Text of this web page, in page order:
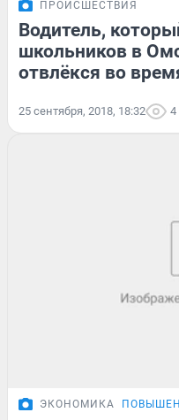
ПРОИСШЕСТВИЯ
Водитель,
школьников в
отвлёкся во
25 сентября, 2018, 18:32 4
ЭКОНОМИКА